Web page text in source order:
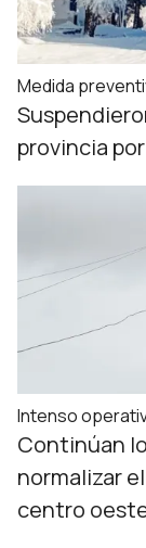
Medida
provincia
Intenso
Continúan
normalizar
centro